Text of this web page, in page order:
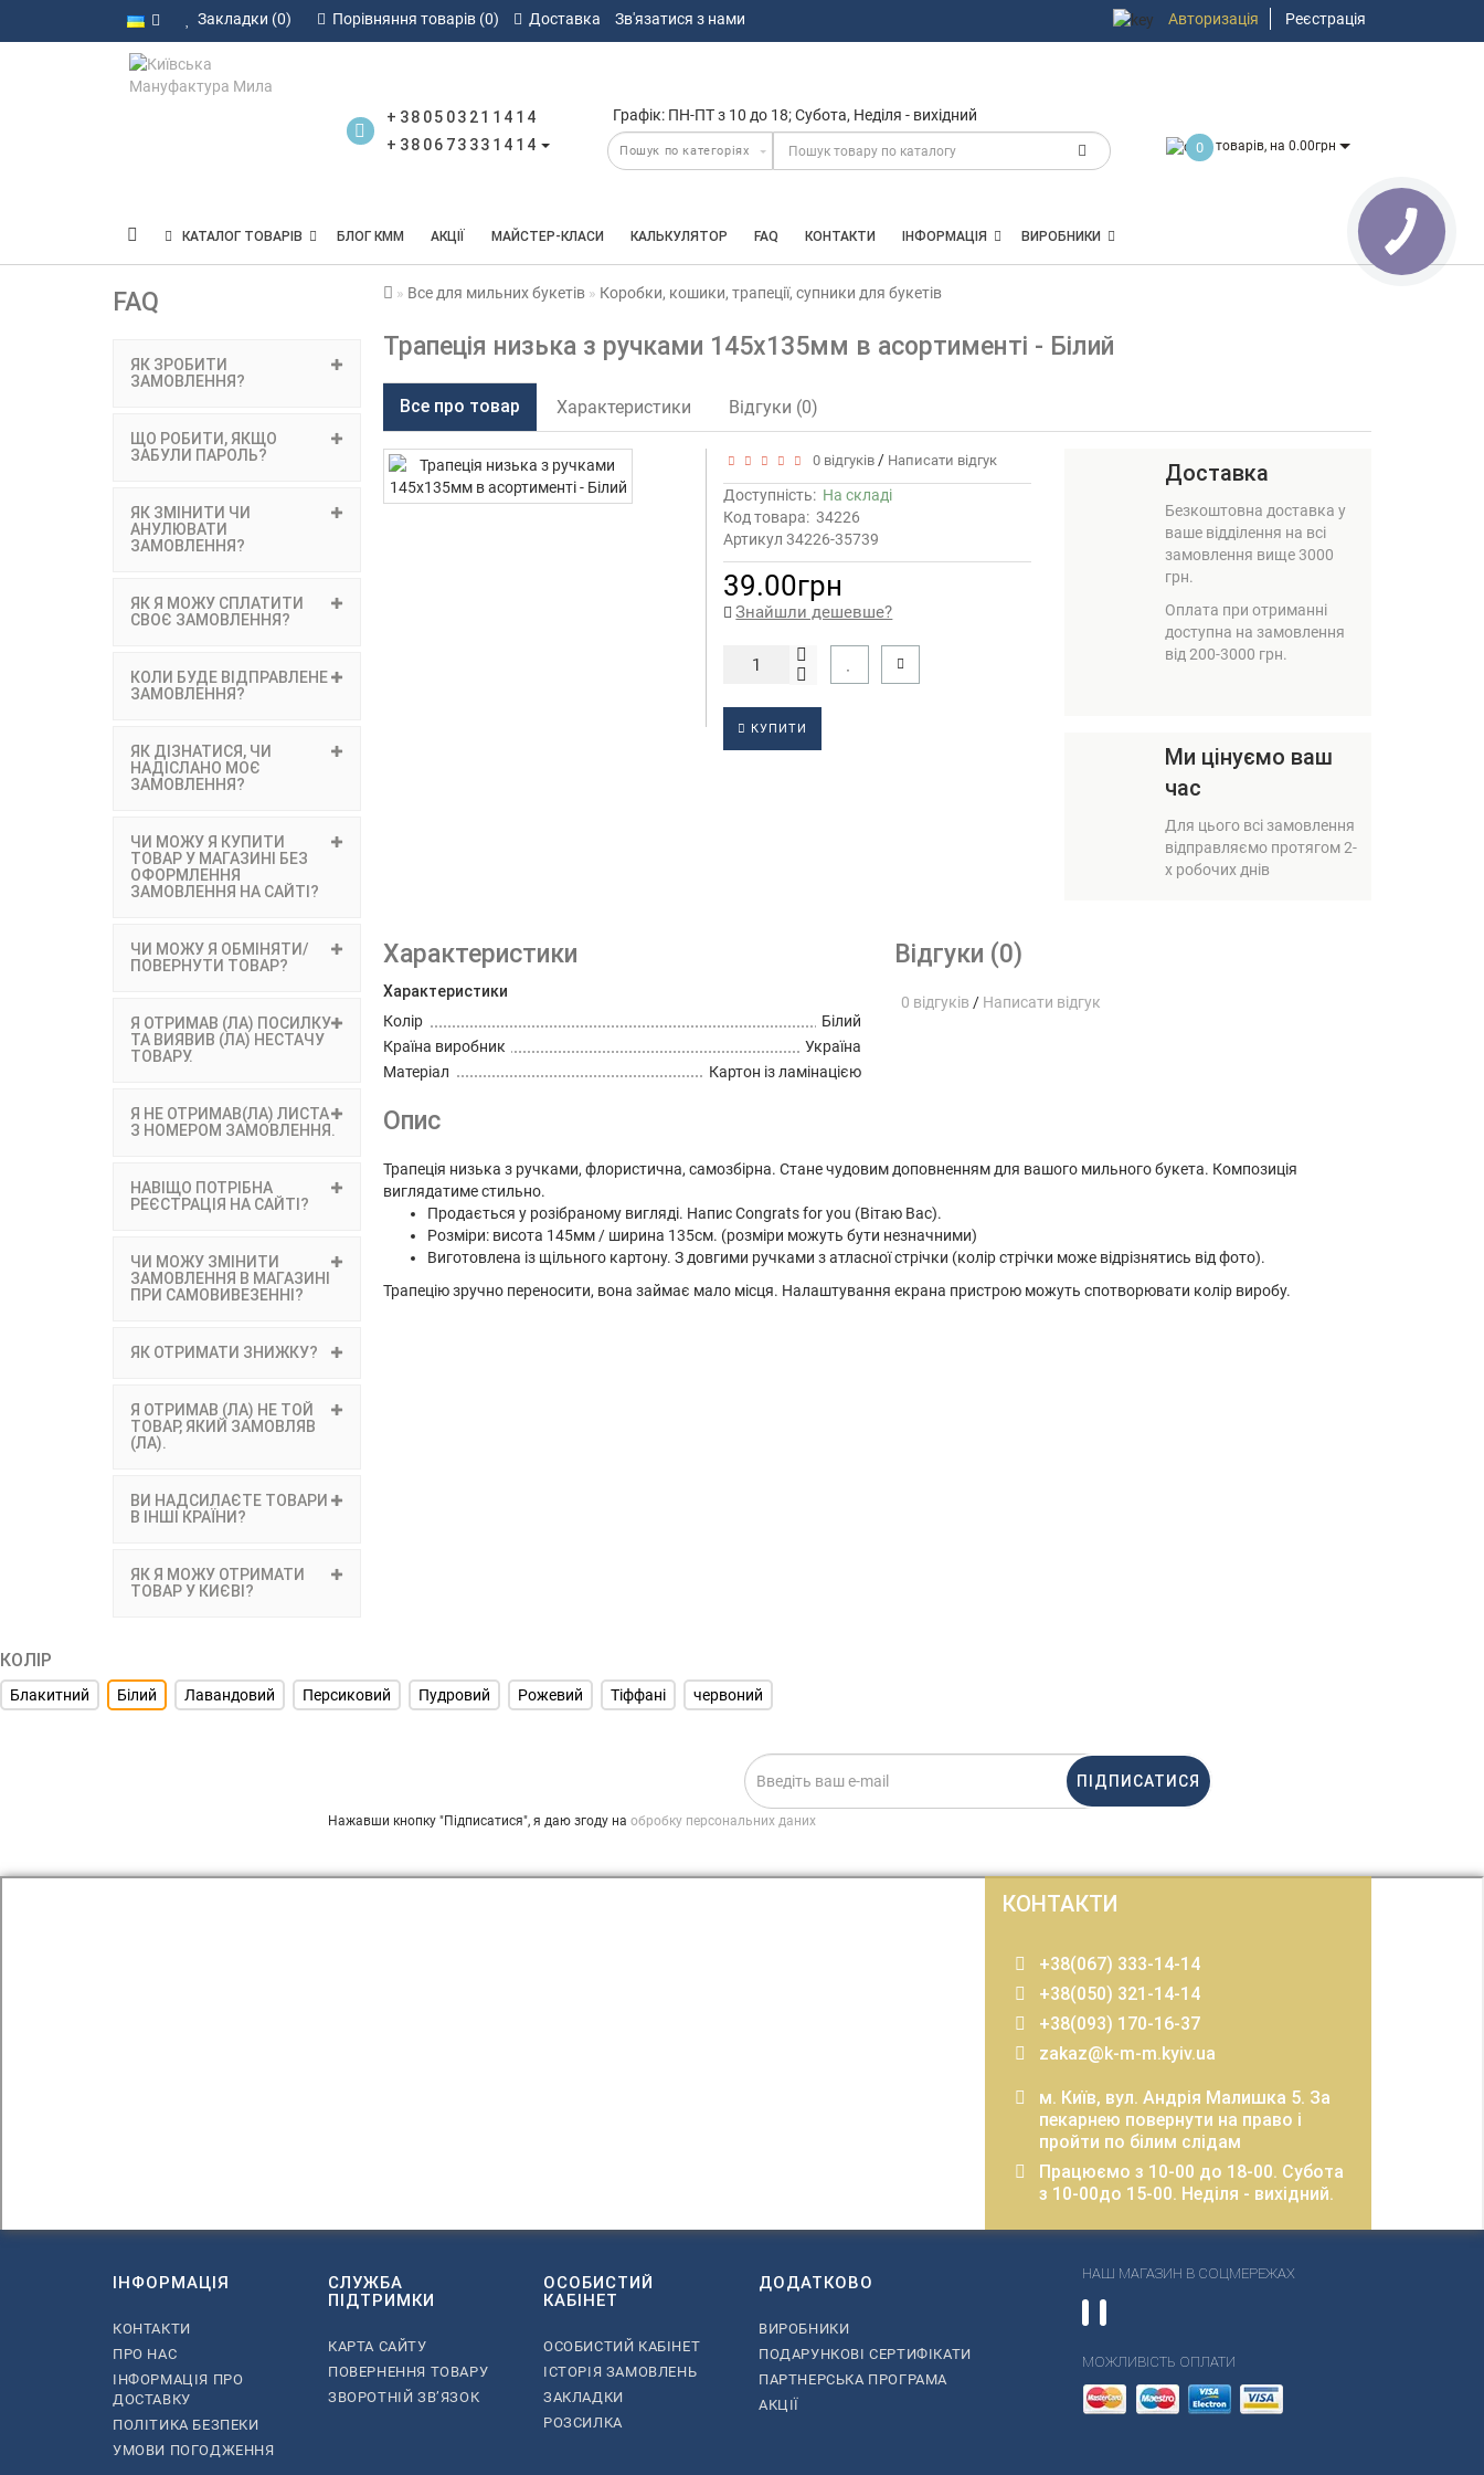
Закладки (0) Порівняння товарів (0) Доставка Зв'язатися з нами Авторизація Реєстрація
+380503211414
+380673331414
Графік: ПН-ПТ з 10 до 18; Субота, Неділя - вихідний
0 товарів, на 0.00грн
КАТАЛОГ ТОВАРІВ БЛОГ КММ АКЦІЇ МАЙСТЕР-КЛАСИ КАЛЬКУЛЯТОР FAQ КОНТАКТИ ІНФОРМАЦІЯ ВИРОБНИКИ
FAQ
ЯК ЗРОБИТИ
ЗАМОВЛЕННЯ?
ЩО РОБИТИ, ЯКЩО
ЗАБУЛИ ПАРОЛЬ?
ЯК ЗМІНИТИ ЧИ
АНУЛЮВАТИ
ЗАМОВЛЕННЯ?
ЯК Я МОЖУ СПЛАТИТИ
СВОЄ ЗАМОВЛЕННЯ?
КОЛИ БУДЕ ВІДПРАВЛЕНЕ
ЗАМОВЛЕННЯ?
ЯК ДІЗНАТИСЯ, ЧИ
НАДІСЛАНО МОЄ
ЗАМОВЛЕННЯ?
ЧИ МОЖУ Я КУПИТИ
ТОВАР У МАГАЗИНІ БЕЗ
ОФОРМЛЕННЯ
ЗАМОВЛЕННЯ НА САЙТІ?
ЧИ МОЖУ Я ОБМІНЯТИ/
ПОВЕРНУТИ ТОВАР?
Я ОТРИМАВ (ЛА) ПОСИЛКУ
ТА ВИЯВИВ (ЛА) НЕСТАЧУ
ТОВАРУ.
Я НЕ ОТРИМАВ(ЛА) ЛИСТА
З НОМЕРОМ ЗАМОВЛЕННЯ.
НАВІЩО ПОТРІБНА
РЕЄСТРАЦІЯ НА САЙТІ?
ЧИ МОЖУ ЗМІНИТИ
ЗАМОВЛЕННЯ В МАГАЗИНІ
ПРИ САМОВИВЕЗЕННІ?
ЯК ОТРИМАТИ ЗНИЖКУ?
Я ОТРИМАВ (ЛА) НЕ ТОЙ
ТОВАР, ЯКИЙ ЗАМОВЛЯВ
(ЛА).
ВИ НАДСИЛАЄТЕ ТОВАРИ
В ІНШІ КРАЇНИ?
ЯК Я МОЖУ ОТРИМАТИ
ТОВАР У КИЄВІ?
Все для мильних букетів Коробки, кошики, трапеції, супники для букетів
Трапеція низька з ручками 145х135мм в асортименті - Білий
Все про товар Характеристики Відгуки (0)
0 відгуків / Написати відгук
Доступність: На складі
Код товара: 34226
Артикул 34226-35739
39.00грн
Знайшли дешевше?
КУПИТИ
Доставка
Безкоштовна доставка у
ваше відділення на всі
замовлення вище 3000
грн.
Оплата при отриманні
доступна на замовлення
від 200-3000 грн.
Ми цінуємо ваш
час
Для цього всі замовлення
відправляємо протягом 2-
х робочих днів
Характеристики
Характеристики
Колір
Білий
Країна виробник
Україна
Матеріал
Картон із ламінацією
Відгуки (0)
0 відгуків / Написати відгук
Опис
Трапеція низька з ручками, флористична, самозбірна. Стане чудовим доповненням для вашого мильного букета. Композиція
виглядатиме стильно.
Продається у розібраному вигляді. Напис Сongrats for you (Вітаю Вас).
Розміри: висота 145мм / ширина 135см. (розміри можуть бути незначними)
Виготовлена ​​із щільного картону. З довгими ручками з атласної стрічки (колір стрічки може відрізнятись від фото).
Трапецію зручно переносити, вона займає мало місця. Налаштування екрана пристрою можуть спотворювати колір виробу.
КОЛІР
Блакитний Білий Лавандовий Персиковий Пудровий Рожевий Тіффані червоний
ПІДПИСАТИСЯ
Нажавши кнопку "Підписатися", я даю згоду на обробку персональних даних
КОНТАКТИ
+38(067) 333-14-14
+38(050) 321-14-14
+38(093) 170-16-37
zakaz@k-m-m.kyiv.ua
м. Київ, вул. Андрія Малишка 5. За
пекарнею повернути на право і
пройти по білим слідам
Працюємо з 10-00 до 18-00. Субота
з 10-00до 15-00. Неділя - вихідний.
ІНФОРМАЦІЯ
КОНТАКТИ
ПРО НАС
ІНФОРМАЦІЯ ПРО
ДОСТАВКУ
ПОЛІТИКА БЕЗПЕКИ
УМОВИ ПОГОДЖЕННЯ
СЛУЖБА
ПІДТРИМКИ
КАРТА САЙТУ
ПОВЕРНЕННЯ ТОВАРУ
ЗВОРОТНІЙ ЗВ’ЯЗОК
ОСОБИСТИЙ
КАБІНЕТ
ОСОБИСТИЙ КАБІНЕТ
ІСТОРІЯ ЗАМОВЛЕНЬ
ЗАКЛАДКИ
РОЗСИЛКА
ДОДАТКОВО
ВИРОБНИКИ
ПОДАРУНКОВІ СЕРТИФІКАТИ
ПАРТНЕРСЬКА ПРОГРАМА
АКЦІЇ
НАШ МАГАЗИН В СОЦМЕРЕЖАХ
МОЖЛИВІСТЬ ОПЛАТИ